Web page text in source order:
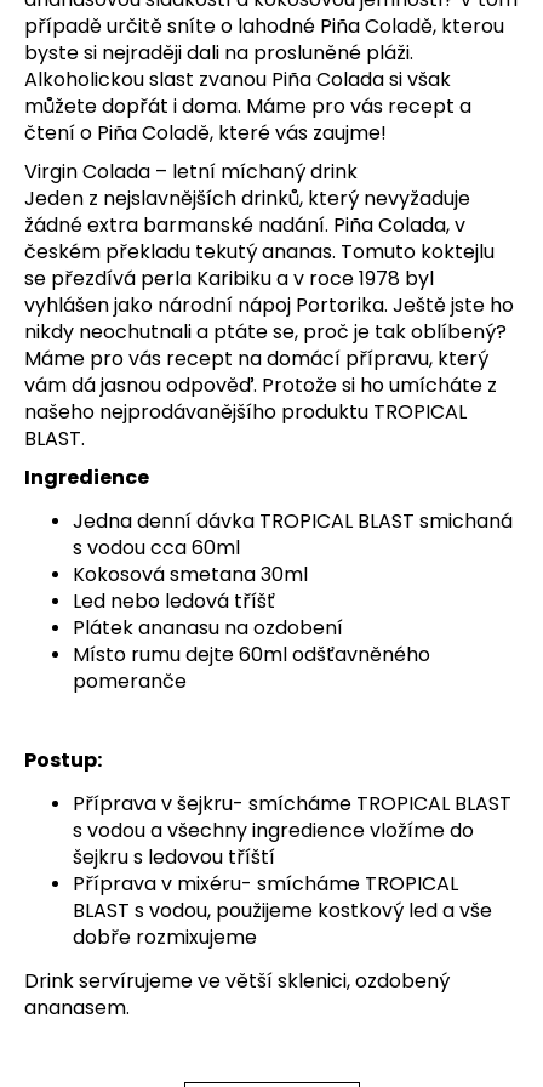
případě určitě sníte o lahodné Piña Coladě, kterou
byste si nejraději dali na prosluněné pláži.
Alkoholickou slast zvanou Piña Colada si však
můžete dopřát i doma. Máme pro vás recept a
čtení o Piña Coladě, které vás zaujme!
Virgin Colada – letní míchaný drink
Jeden z nejslavnějších drinků, který nevyžaduje
žádné extra barmanské nadání. Piña Colada, v
českém překladu tekutý ananas. Tomuto koktejlu
se přezdívá perla Karibiku a v roce 1978 byl
vyhlášen jako národní nápoj Portorika. Ještě jste ho
nikdy neochutnali a ptáte se, proč je tak oblíbený?
Máme pro vás recept na domácí přípravu, který
vám dá jasnou odpověď. Protože si ho umícháte z
našeho nejprodávanějšího produktu TROPICAL
BLAST.
Ingredience
Jedna denní dávka TROPICAL BLAST smichaná
s vodou cca 60ml
Kokosová smetana 30ml
Led nebo ledová tříšť
Plátek ananasu na ozdobení
Místo rumu dejte 60ml odšťavněného
pomeranče
Postup:
Příprava v šejkru- smícháme TROPICAL BLAST
s vodou a všechny ingredience vložíme do
šejkru s ledovou tříští
Příprava v mixéru- smícháme TROPICAL
BLAST s vodou, použijeme kostkový led a vše
dobře rozmixujeme
Drink servírujeme ve větší sklenici, ozdobený
ananasem.
u
j
e
m
e
VALENTUS
HUBNOUCÍ
JUICE
BERRY
BLAST
1
630
Kč